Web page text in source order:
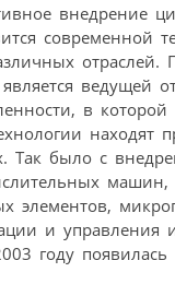
внедрение
современной
отраслей.
является ведущей
в которой
находят
Так было с
машин,
элементов,
и управления
году появилась